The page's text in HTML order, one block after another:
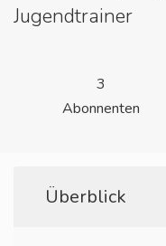
Jugendtrainer
3
Abonnenten
Überblick